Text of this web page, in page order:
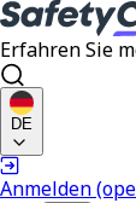
Erfahren Sie
DE
Anmelden